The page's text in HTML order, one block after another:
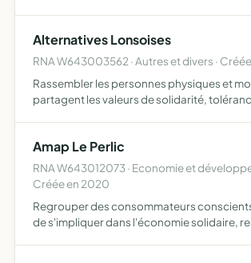
Alternatives Lonsoises
RNA W643003562 · Autres et divers ·
Rassembler les personnes physiques et
partagent les valeurs de solidarité,
communaux et inte…
Amap Le Perlic
RNA W643012073 · Economie et
Créée en 2020
Regrouper des consommateurs
de s'impliquer dans l'économie solidaire,